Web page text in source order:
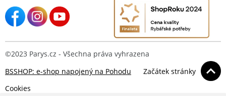
©2023 Parys.cz - Všechna práva vyhrazena
BSSHOP: e-shop napojený na Pohodu
Začátek stránky
Cookies